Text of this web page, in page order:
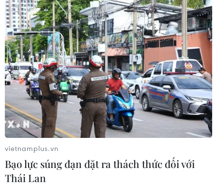
vietnamplus.vn
Bạo lực súng đạn đặt ra thách thức đối với
Thái Lan